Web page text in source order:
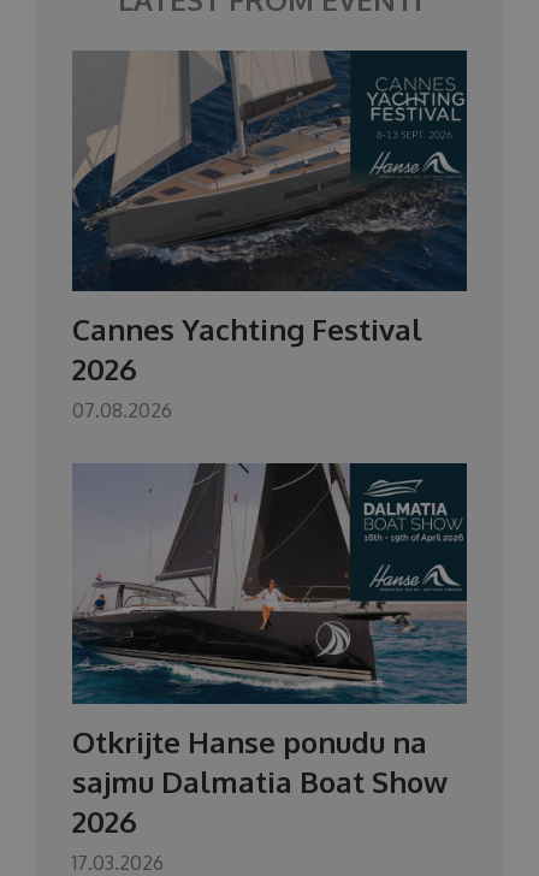
Cannes Yachting Festival
2026
07.08.2026
Otkrijte Hanse ponudu na
sajmu Dalmatia Boat Show
2026
17.03.2026